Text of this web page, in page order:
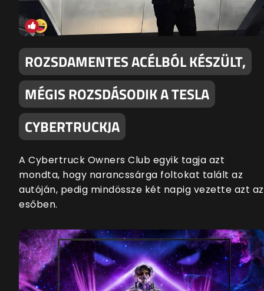
ROZSDAMENTES ACÉLBÓL KÉSZÜLT,
MÉGIS ROZSDÁSODIK A TESLA
CYBERTRUCKJA
A Cybertruck Owners Club egyik tagja azt
mondta, hogy narancssárga foltokat talált az
autóján, pedig mindössze két napig vezette azt az
esőben.